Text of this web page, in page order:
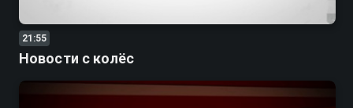
21:55
Новости с колёс